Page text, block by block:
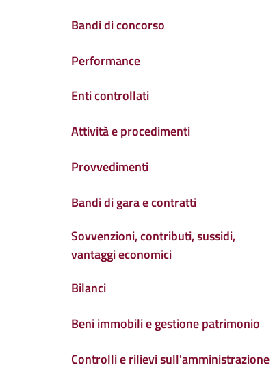
Bandi di concorso
Performance
Enti controllati
Attività e procedimenti
Provvedimenti
Bandi di gara e contratti
Sovvenzioni, contributi, sussidi,
vantaggi economici
Bilanci
Beni immobili e gestione patrimonio
Controlli e rilievi sull'amministrazione